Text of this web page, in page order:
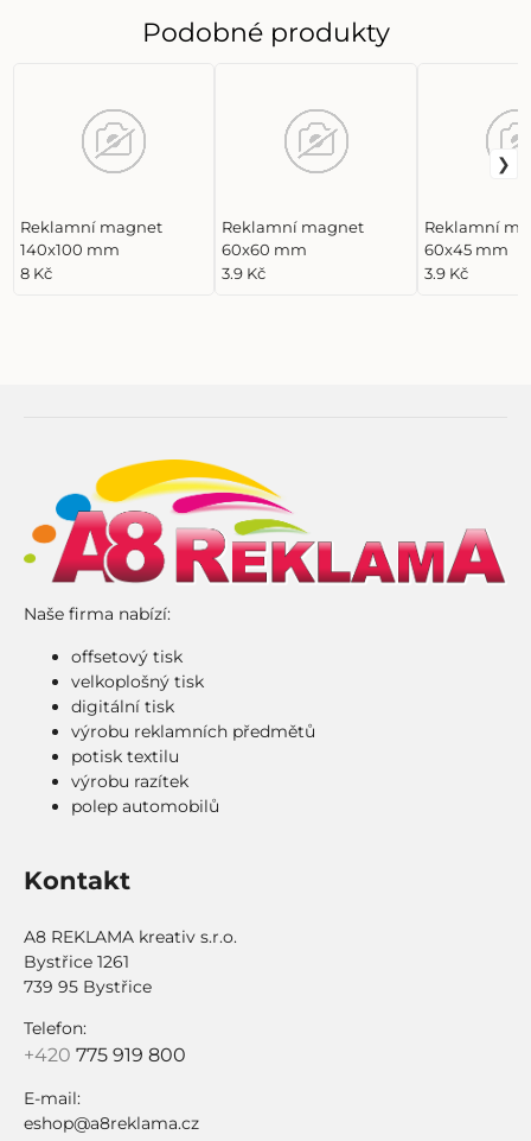
Podobné produkty
Reklamní magnet
140x100 mm
8 Kč
Reklamní magnet
60x60 mm
3.9 Kč
Reklamní
60x45 mm
3.9 Kč
Naše firma nabízí:
offsetový tisk
velkoplošný tisk
digitální tisk
výrobu reklamních předmětů
potisk textilu
výrobu razítek
polep automobilů
Kontakt
A8 REKLAMA kreativ s.r.o.
Bystřice 1261
739 95 Bystřice
Telefon:
+420 775 919 800
E-mail:
eshop@a8reklama.cz